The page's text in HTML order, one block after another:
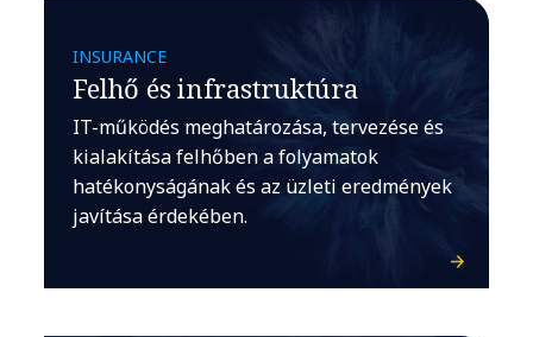
INSURANCE
Felhő és infrastruktúra
IT-működés meghatározása, tervezése és
kialakítása felhőben a folyamatok
hatékonyságának és az üzleti eredmények
javítása érdekében.